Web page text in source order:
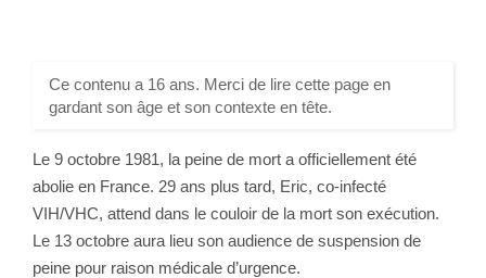
Ce contenu a 16 ans. Merci de lire cette page en
gardant son âge et son contexte en tête.
Le 9 octobre 1981, la peine de mort a officiellement été
abolie en France. 29 ans plus tard, Eric, co-infecté
VIH/VHC, attend dans le couloir de la mort son exécution.
Le 13 octobre aura lieu son audience de suspension de
peine pour raison médicale d’urgence.